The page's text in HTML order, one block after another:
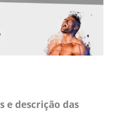
e descrição das